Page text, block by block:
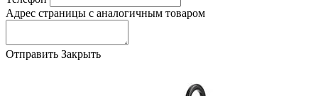
Адрес страницы с аналогичным товаром
Отправить Закрыть